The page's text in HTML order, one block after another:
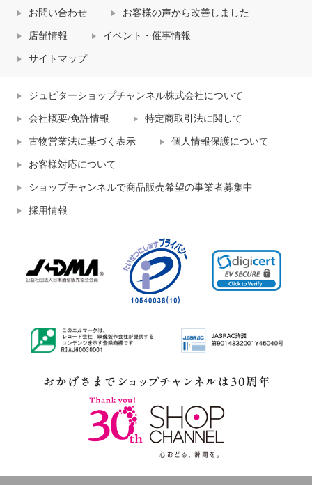
お問い合わせ お客様の声から改善しました
店舗情報 イベント・催事情報
サイトマップ
ジュピターショップチャンネル株式会社について
会社概要/免許情報 特定商取引法に関して
古物営業法に基づく表示 個人情報保護について
お客様対応について
ショップチャンネルで商品販売希望の事業者募集中
採用情報